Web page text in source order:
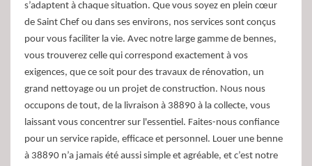
s’adaptent à chaque situation. Que vous soyez en plein cœur
de Saint Chef ou dans ses environs, nos services sont conçus
pour vous faciliter la vie. Avec notre large gamme de bennes,
vous trouverez celle qui correspond exactement à vos
exigences, que ce soit pour des travaux de rénovation, un
grand nettoyage ou un projet de construction. Nous nous
occupons de tout, de la livraison à 38890 à la collecte, vous
laissant vous concentrer sur l'essentiel. Faites-nous confiance
pour un service rapide, efficace et personnel. Louer une benne
à 38890 n’a jamais été aussi simple et agréable, et c’est notre